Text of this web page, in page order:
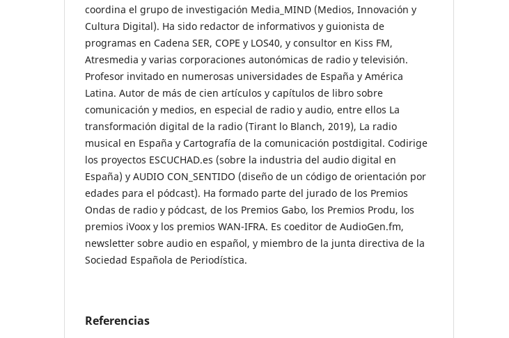
coordina el grupo de investigación Media_MIND (Medios, Innovación y
Cultura Digital). Ha sido redactor de informativos y guionista de
programas en Cadena SER, COPE y LOS40, y consultor en Kiss FM,
Atresmedia y varias corporaciones autonómicas de radio y televisión.
Profesor invitado en numerosas universidades de España y América
Latina. Autor de más de cien artículos y capítulos de libro sobre
comunicación y medios, en especial de radio y audio, entre ellos La
transformación digital de la radio (Tirant lo Blanch, 2019), La radio
musical en España y Cartografía de la comunicación postdigital. Codirige
los proyectos ESCUCHAD.es (sobre la industria del audio digital en
España) y AUDIO CON_SENTIDO (diseño de un código de orientación por
edades para el pódcast). Ha formado parte del jurado de los Premios
Ondas de radio y pódcast, de los Premios Gabo, los Premios Produ, los
premios iVoox y los premios WAN-IFRA. Es coeditor de AudioGen.fm,
newsletter sobre audio en español, y miembro de la junta directiva de la
Sociedad Española de Periodística.
Referencias